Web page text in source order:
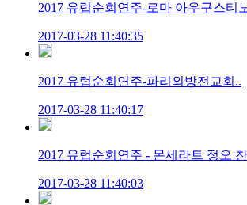
2017 유럽순회연주-로마 아우구스티
2017-03-28 11:40:35
2017 유럽순회연주-파리외방전교회..
2017-03-28 11:40:17
2017 유럽순회연주 - 몬세라트 정오 찬
2017-03-28 11:40:03